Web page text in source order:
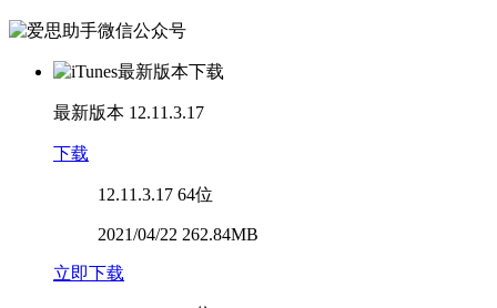
最新版本 12.11.3.17
下载
12.11.3.17 64位
2021/04/22 262.84MB
立即下载